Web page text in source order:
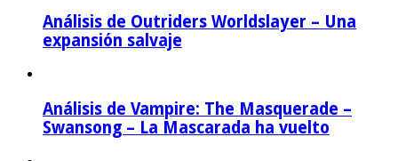
Análisis de Outriders Worldslayer – Una
expansión salvaje
Análisis de Vampire: The Masquerade –
Swansong – La Mascarada ha vuelto